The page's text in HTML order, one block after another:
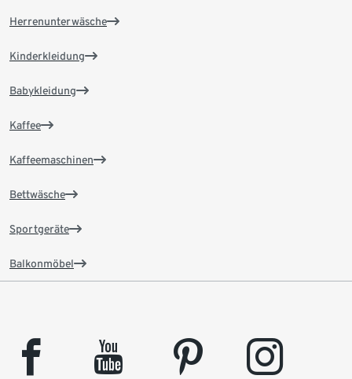
Herrenunterwäsche
Kinderkleidung
Babykleidung
Kaffee
Kaffeemaschinen
Bettwäsche
Sportgeräte
Balkonmöbel
facebook youtube pinterest instagram